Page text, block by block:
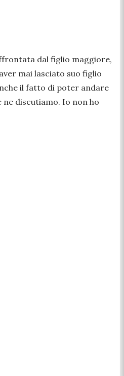
dal figlio maggiore,
mai lasciato suo figlio
il fatto di poter andare
ne discutiamo. Io non ho